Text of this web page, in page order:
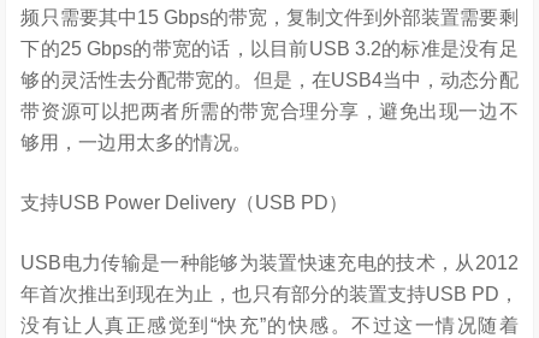
频只需要其中15 Gbps的带宽，复制文件到外部装置需要剩
下的25 Gbps的带宽的话，以目前USB 3.2的标准是没有足
够的灵活性去分配带宽的。但是，在USB4当中，动态分配
带资源可以把两者所需的带宽合理分享，避免出现一边不
够用，一边用太多的情况。
支持USB Power Delivery（USB PD）
USB电力传输是一种能够为装置快速充电的技术，从2012
年首次推出到现在为止，也只有部分的装置支持USB PD，
没有让人真正感觉到“快充”的快感。不过这一情况随着